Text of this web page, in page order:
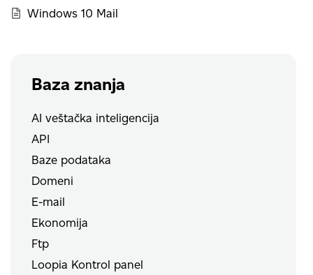
Windows 10 Mail
Baza znanja
AI veštačka inteligencija
API
Baze podataka
Domeni
E-mail
Ekonomija
Ftp
Loopia Kontrol panel